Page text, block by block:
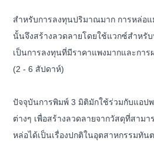
สำหรับการลงทุนปริมาณมาก การหล่อ
นั้นจึงสร้างลวดลายโดยใช้แวกซ์สำหรั
เป็นการลงทุนที่มีราคาแพงมากและกา
(2 - 6 สัปดาห์)
ปัจจุบันการพิมพ์ 3 มิติมักใช้ร่วมกับแอป
ต่างๆ เพื่อสร้างลวดลายจากวัสดุที่สาม
หล่อได้เป็นเรื่องปกติในอุตสาหกรรมทัน